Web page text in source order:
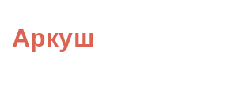
content
Аркуш